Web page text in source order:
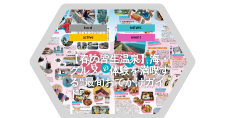
food NEWS
active event
2026.03.27
【春の皆生温泉】海・
グルメ・体験を満喫す
る“最旬おでかけガイ
ド”